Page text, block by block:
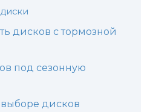
дисков с тормозной
под сезонную
дисков